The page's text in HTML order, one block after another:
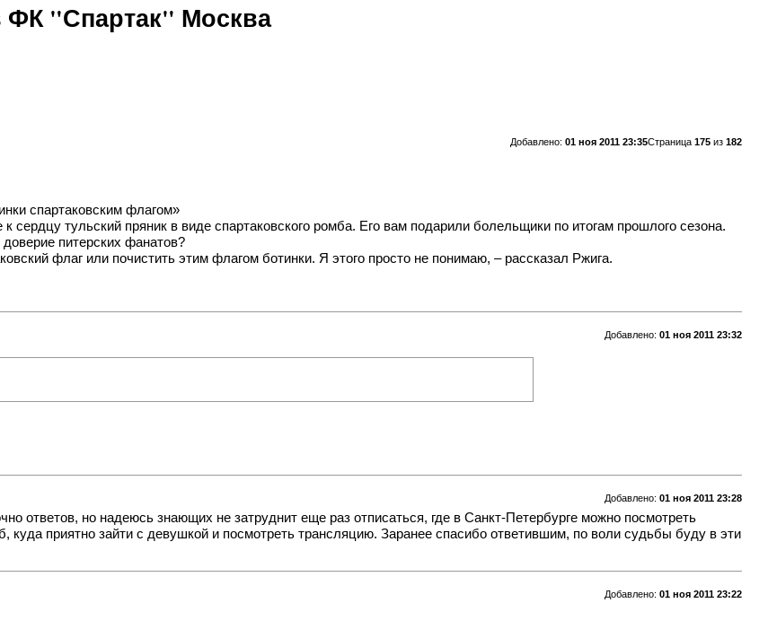
"Спартак" Москва
Страница 175из 182
Добавлено: 01 ноя 2011 23:35
спартаковским флагом»
тульский пряник в виде спартаковского ромба. Его вам подарили болельщики по итогам прошлого сезона.
питерских фанатов?
флаг или почистить этим флагом ботинки. Я этого просто не понимаю, – рассказал Ржига.
Добавлено: 01 ноя 2011 23:32
Добавлено: 01 ноя 2011 23:28
ответов, но надеюсь знающих не затруднит еще раз отписаться, где в Санкт-Петербурге можно посмотреть
приятно зайти с девушкой и посмотреть трансляцию. Заранее спасибо ответившим, по воли судьбы буду в эти
Добавлено: 01 ноя 2011 23:22